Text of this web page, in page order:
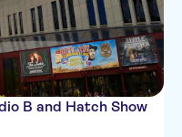
B and Hatch Show